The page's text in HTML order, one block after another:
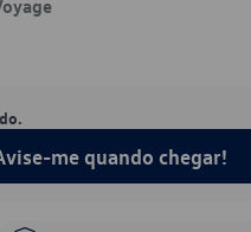
me quando chegar!